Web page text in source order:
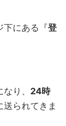
下にある『登
り、 24時
られてきま